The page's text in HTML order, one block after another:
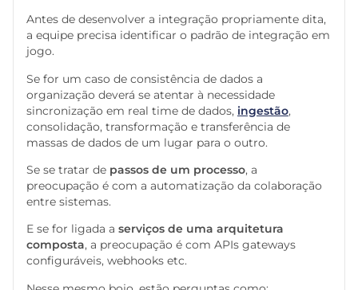
Antes de desenvolver a integração propriamente dita,
a equipe precisa identificar o padrão de integração em
jogo.
Se for um caso de consistência de dados a
organização deverá se atentar à necessidade
sincronização em real time de dados, ingestão,
consolidação, transformação e transferência de
massas de dados de um lugar para o outro.
Se se tratar de passos de um processo, a
preocupação é com a automatização da colaboração
entre sistemas.
E se for ligada a serviços de uma arquitetura
composta, a preocupação é com APIs gateways
configuráveis, webhooks etc.